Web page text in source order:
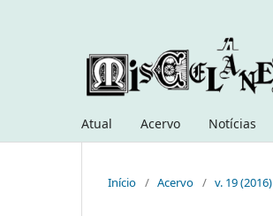
Atual Acervo Notícias
Início / Acervo / v. 19 (2016)